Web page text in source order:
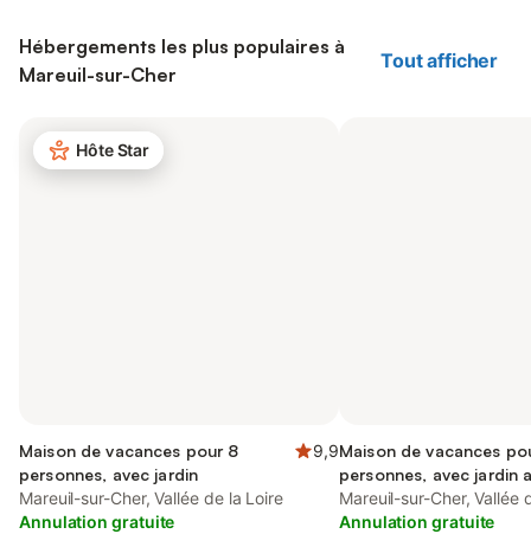
Hébergements les plus populaires à
Mareuil-sur-Cher
Tout afficher
Hôte Star
Maison de vacances pour 8
personnes, avec jardin
9,9
Mareuil-sur-Cher, Vallée de la Loire
Annulation gratuite
Maison de vacances
personnes, avec jardin
terrasse et jacuzzi
Mareuil-sur-Cher, Vallée
Annulation gratuite